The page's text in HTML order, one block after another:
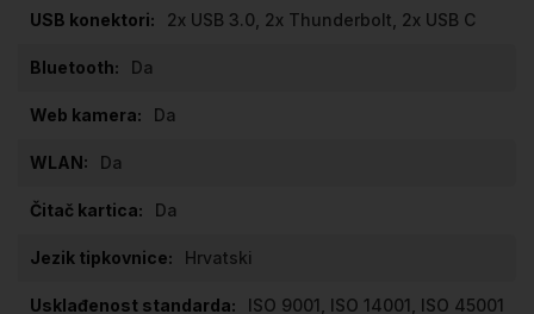
2x USB 3.0, 2x Thunderbolt, 2x USB C
Da
Da
Da
Da
Hrvatski
ISO 9001, ISO 14001, ISO 45001